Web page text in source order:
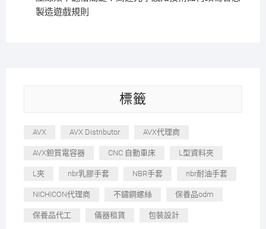
製造遊戲規則
標籤
AVX AVX Distributor AVX代理商
AVX鉭質電容器 CNC 自動車床 L型資料夾
L夾 nbr乳膠手套 NBR手套 nbr耐油手套
NICHICON代理商 不鏽鋼螺絲 保養品odm
保養品代工 儀器租賃 包裝設計